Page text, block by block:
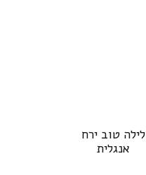
לילה טוב ירח
אנגלית